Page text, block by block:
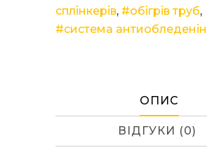
сплінкерів, #обігрів труб,
#система
ОПИС
ВІДГУКИ (0)